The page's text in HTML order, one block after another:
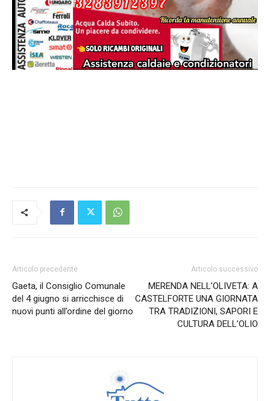
Articolo precedente
Gaeta, il Consiglio Comunale
del 4 giugno si arricchisce di
nuovi punti all’ordine del giorno
Articolo successivo
MERENDA NELL’OLIVETA: A
CASTELFORTE UNA GIORNATA
TRA TRADIZIONI, SAPORI E
CULTURA DELL’OLIO